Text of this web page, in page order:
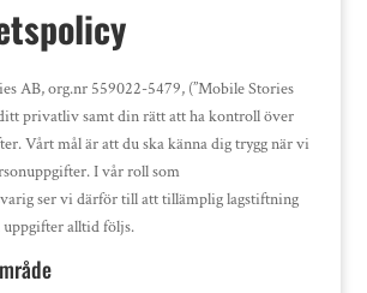
AB, org.nr 559022-5479, (”Mobile Stories
privatliv samt din rätt att ha kontroll över
Vårt mål är att du ska känna dig trygg när vi
I vår roll som
ser vi därför till att tillämplig lagstiftning
alltid följs.